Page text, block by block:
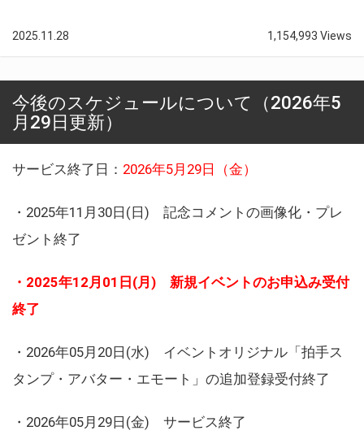
2025.11.28 1,154,993 Views
今後のスケジュールについて（2026年5
月29日更新）
サービス終了日： 2026年5月29日（金）
・2025年11月30日(日) 記念コメントの画像化・プレ
ゼント終了
・2025年12月01日(月) 新規イベントのお申込み受付
終了
・2026年05月20日(水) イベントオリジナル「拍手ス
タンプ・アバター・エモート」の追加登録受付終了
・2026年05月29日(金) サービス終了